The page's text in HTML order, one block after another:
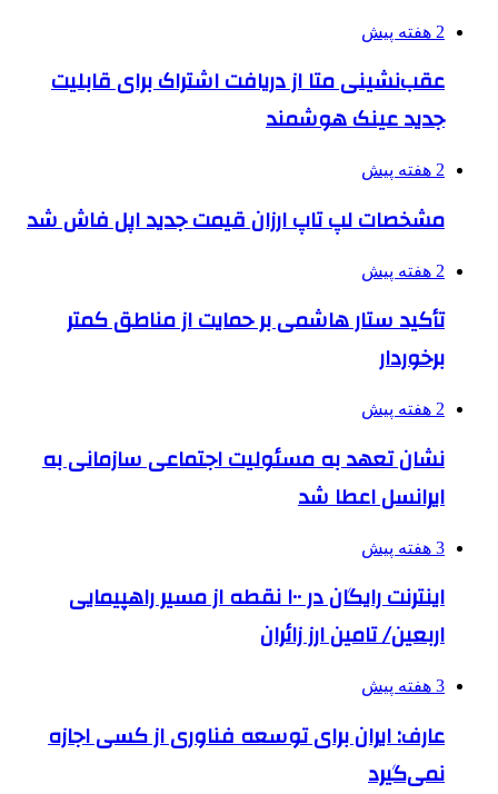
2 هفته پیش
عقب‌نشینی متا از دریافت اشتراک برای قابلیت
جدید عینک هوشمند
2 هفته پیش
مشخصات لپ تاپ ارزان قیمت جدید اپل فاش شد
2 هفته پیش
تأکید ستار هاشمی بر حمایت از مناطق کمتر
برخوردار
2 هفته پیش
نشان تعهد به مسئولیت اجتماعی سازمانی به
ایرانسل اعطا شد
3 هفته پیش
اینترنت رایگان در ۱۰۰ نقطه از مسیر راهپیمایی
اربعین/ تامین ارز زائران
3 هفته پیش
عارف: ایران برای توسعه فناوری از کسی اجازه
نمی‌گیرد